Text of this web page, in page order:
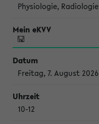
Physiologie, Radiologie
Freitag, 7. August 2026
10-12